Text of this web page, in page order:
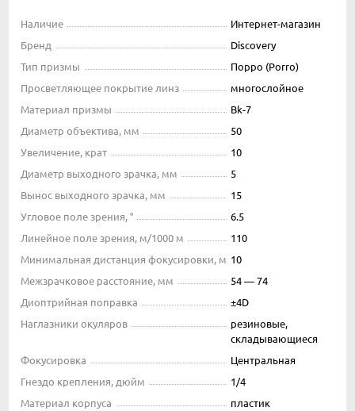
Наличие
Интернет-магазин
Бренд
Discovery
Тип призмы
Порро (Porro)
Просветляющее покрытие линз
многослойное
Материал призмы
Bk-7
Диаметр объектива, мм
50
Увеличение, крат
10
Диаметр выходного зрачка, мм
5
Вынос выходного зрачка, мм
15
Угловое поле зрения, °
6.5
Линейное поле зрения, м/1000 м
110
Минимальная дистанция фокусировки, м 10
Межзрачковое расстояние, мм
54 — 74
Диоптрийная поправка
±4D
Наглазники окуляров
резиновые,
складывающиеся
Фокусировка
Центральная
Гнездо крепления, дюйм
1/4
Материал корпуса
пластик